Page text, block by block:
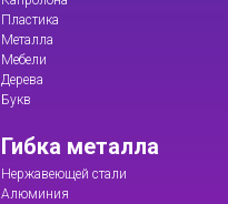
Пластика
Металла
Мебели
Дерева
Букв
Гибка металла
Нержавеющей стали
Алюминия